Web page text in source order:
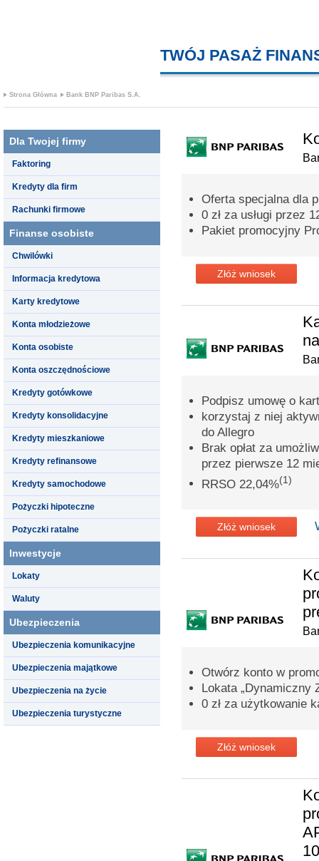
TWÓJ PASAŻ
Strona Główna Bank BNP Paribas S.A.
Dla Twojej firmy
Faktoring
Kredyty dla firm
Rachunki firmowe
Finanse osobiste
Chwilówki
Informacja kredytowa
Karty kredytowe
Konta młodzieżowe
Konta osobiste
Konta oszczędnościowe
Kredyty gotówkowe
Kredyty konsolidacyjne
Kredyty mieszkaniowe
Kredyty refinansowe
Kredyty samochodowe
Pożyczki hipoteczne
Pożyczki ratalne
Inwestycje
Lokaty
Waluty
Ubezpieczenia
Ubezpieczenia komunikacyjne
Ubezpieczenia majątkowe
Ubezpieczenia na życie
Ubezpieczenia turystyczne
Oferta specjalna dla
0 zł za usługi przez
Pakiet promocyjny
Złóż wniosek
Podpisz umowę o
korzystaj z niej
do Allegro
Brak opłat za
przez pierwsze 12
RRSO 22,04%(1)
Złóż wniosek
Otwórz konto w
Lokata „Dynamiczny
0 zł za użytkowanie
Złóż wniosek